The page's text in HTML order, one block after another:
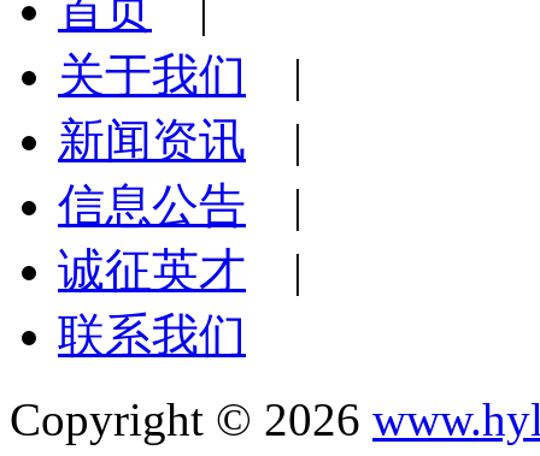
关于我们 |
新闻资讯 |
信息公告 |
诚征英才 |
联系我们
Copyright © 2026